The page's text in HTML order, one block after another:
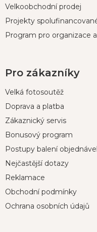
Velkoobchodní prodej
Projekty
Program pro organizace
Pro zákazníky
Velká fotosoutěž
Doprava a platba
Zákaznický servis
Bonusový program
Postupy balení
Nejčastější dotazy
Reklamace
Obchodní podmínky
Ochrana osobních údajů